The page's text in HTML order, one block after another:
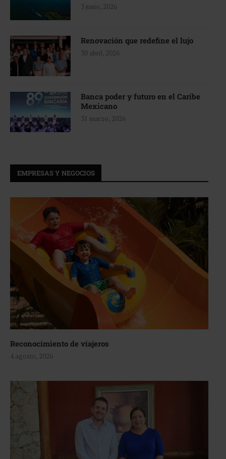
3 junio, 2026
Renovación que redefine el lujo
30 abril, 2026
Banca poder y futuro en el Caribe
Mexicano
31 marzo, 2026
EMPRESAS Y NEGOCIOS
Reconocimiento de viajeros
4 agosto, 2026